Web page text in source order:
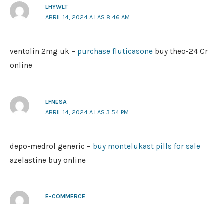
LHYWLT
ABRIL 14, 2024 A LAS 8:46 AM
ventolin 2mg uk – purchase fluticasone buy theo-24 Cr
online
LFNESA
ABRIL 14, 2024 A LAS 3:54 PM
depo-medrol generic – buy montelukast pills for sale
azelastine buy online
E-COMMERCE